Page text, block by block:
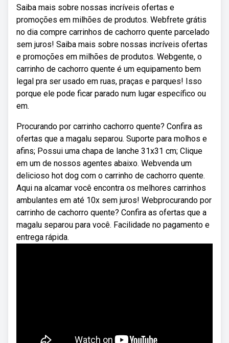
Saiba mais sobre nossas incríveis ofertas e
promoções em milhões de produtos. Webfrete grátis
no dia compre carrinhos de cachorro quente parcelado
sem juros! Saiba mais sobre nossas incríveis ofertas
e promoções em milhões de produtos. Webgente, o
carrinho de cachorro quente é um equipamento bem
legal pra ser usado em ruas, praças e parques! Isso
porque ele pode ficar parado num lugar específico ou
em.
Procurando por carrinho cachorro quente? Confira as
ofertas que a magalu separou. Suporte para molhos e
afins; Possui uma chapa de lanche 31x31 cm; Clique
em um de nossos agentes abaixo. Webvenda um
delicioso hot dog com o carrinho de cachorro quente.
Aqui na alcamar você encontra os melhores carrinhos
ambulantes em até 10x sem juros! Webprocurando por
carrinho de cachorro quente? Confira as ofertas que a
magalu separou para você. Facilidade no pagamento e
entrega rápida.